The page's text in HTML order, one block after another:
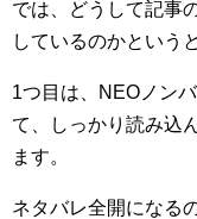
では、どうして記事
しているのかという
1つ目は、NEOノン
て、しっかり読み込
ます。
ネタバレ全開になる